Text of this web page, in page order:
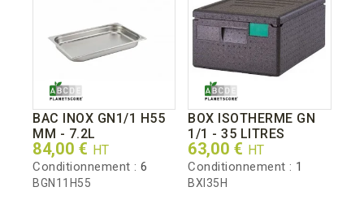
BAC INOX GN1/1 H55
MM - 7.2L
Prix
84,00 € HT
Conditionnement :6
BGN11H55
BOX ISOTHERME GN
1/1 - 35 LITRES
Prix
63,00 € HT
Conditionnement : 1
BXI35H